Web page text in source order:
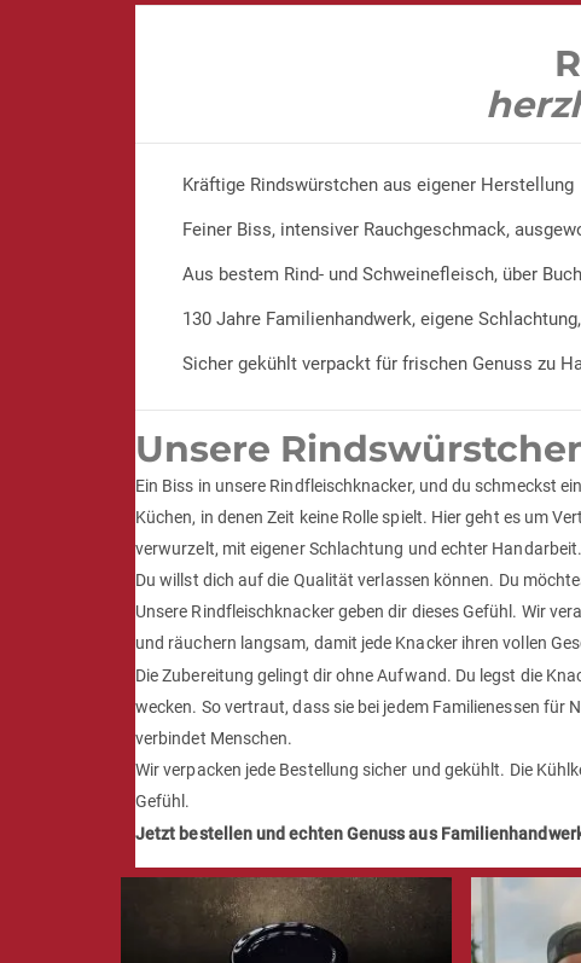
Kräftige Rindswürstchen aus eigener Herstellung
Feiner Biss, intensiver Rauchgeschmack,
Aus bestem Rind- und Schweinefleisch, über
130 Jahre Familienhandwerk, eigene
Sicher gekühlt verpackt für frischen Genuss zu
Unsere
Ein Biss in unsere Rindfleischknacker, und du schmeckst
Küchen, in denen Zeit keine Rolle spielt. Hier geht es um
verwurzelt, mit eigener Schlachtung und echter Handarbeit.
Du willst dich auf die Qualität verlassen können. Du
Unsere Rindfleischknacker geben dir dieses Gefühl. Wir
und räuchern langsam, damit jede Knacker ihren vollen
Die Zubereitung gelingt dir ohne Aufwand. Du legst die
wecken. So vertraut, dass sie bei jedem Familienessen für
verbindet Menschen.
Wir verpacken jede Bestellung sicher und gekühlt. Die
Gefühl.
Jetzt bestellen und echten Genuss aus